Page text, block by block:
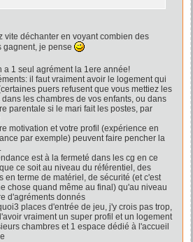
vite déchanter en voyant combien des
gagnent, je pense
a 1 seul agrément la 1ere année!
il faut vraiment avoir le logement qui
puers refusent que vous mettiez les
les chambres de vos enfants, ou dans
parentale si le mari fait les postes, par
motivation et votre profil (expérience en
par exemple) peuvent faire pencher la
est à la fermeté dans les cg en ce
ce soit au niveau du référentiel, des
en terme de matériel, de sécurité (et c'est
chose quand même au final) qu'au niveau
d'agréments donnés
places d'entrée de jeu, j'y crois pas trop,
vraiment un super profil et un logement
chambres et 1 espace dédié à l'accueil